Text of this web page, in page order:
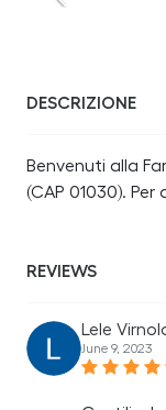
DESCRIZIONE
Benvenuti alla
(CAP 01030).
REVIEWS
Lele
June 9, 2023